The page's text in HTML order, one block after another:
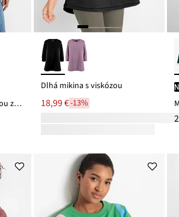
Mikinová bunda s kapucňou zo zamatu
Dlhá mikina s viskózou
18,99 €-13%